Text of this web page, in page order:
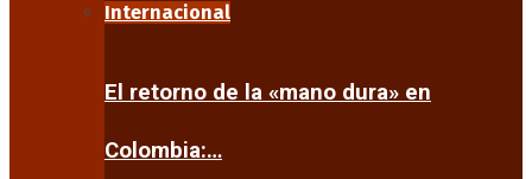
Internacional
El retorno de la «mano dura» en
Colombia:…